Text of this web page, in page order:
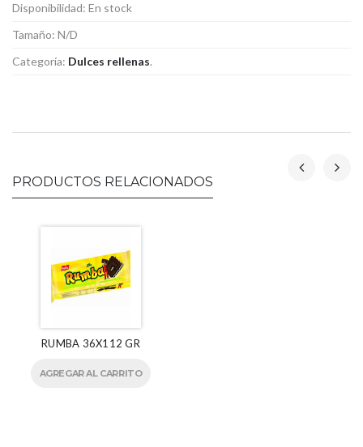
Disponibilidad: En stock
Tamaño: N/D
Categoría: Dulces rellenas.
PRODUCTOS RELACIONADOS
RUMBA 36X112 GR
AGREGAR AL CARRITO